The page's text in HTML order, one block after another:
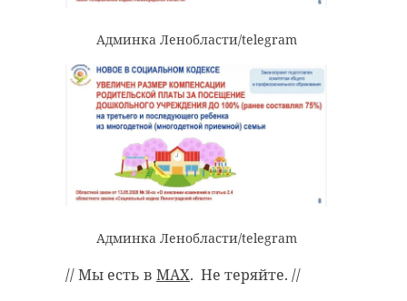
Админка Ленобласти/telegram
Админка Ленобласти/telegram
// Мы есть в MAX. Не теряйте. //